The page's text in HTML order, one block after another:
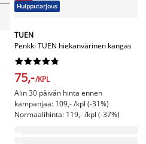
Huipputarjous
TUEN
Penkki TUEN hiekanvärinen kangas






75,-/KPL
Alin 30 päivän hinta ennen
kampanjaa: 109,- /kpl (-31%)
Normaalihinta: 119,- /kpl (-37%)